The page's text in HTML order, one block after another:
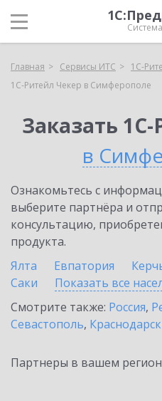
Главная Сервисы ИТС
1C-
1C-Ритейл Чекер в Симферополе
Заказать
в
Ознакомьтесь с
выберите партнёра и
консультацию,
продукта.
Ялта
Евпатория
Саки
Показать все
Смотрите также: Россия,
Севастополь,
Партнеры в вашем